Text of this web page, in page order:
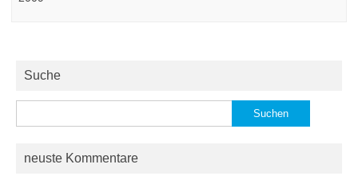
Suche
nach:
neuste Kommentare